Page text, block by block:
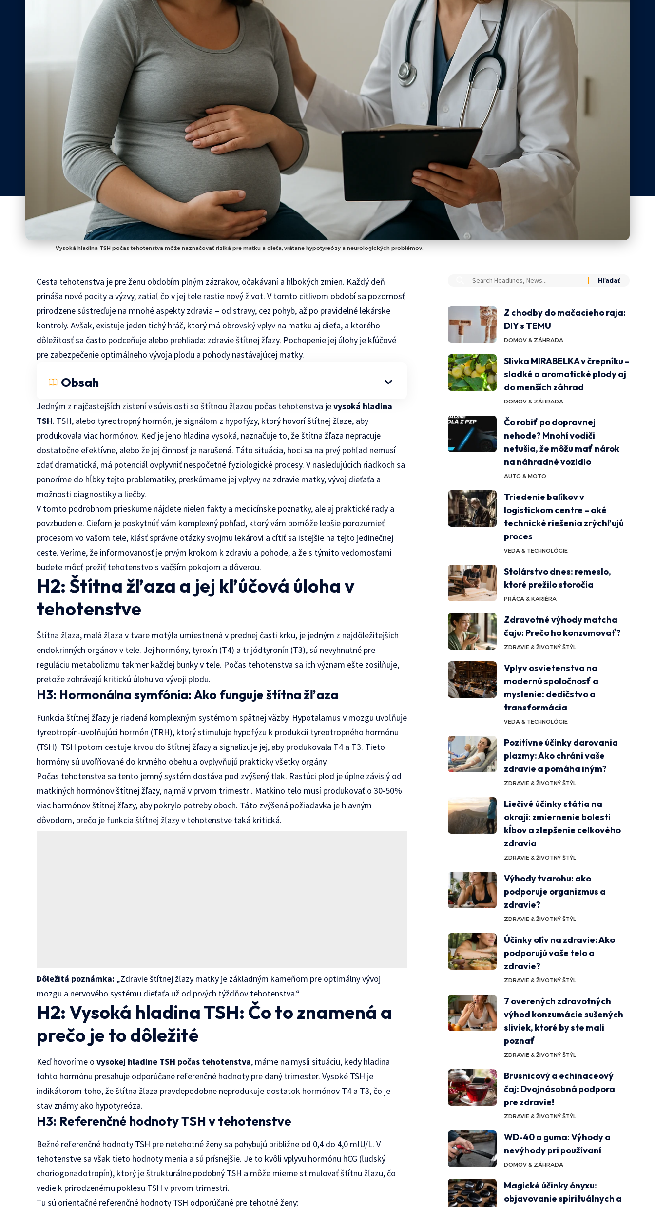
Vysoká hladina TSH počas tehotenstva môže naznačovať riziká pre matku a dieťa, vrátane hypotyreózy a neurologických problémov.
Cesta tehotenstva je pre ženu obdobím plným zázrakov, očakávaní a hlbokých zmien. Každý deň
prináša nové pocity a výzvy, zatiaľ čo v jej tele rastie nový život. V tomto citlivom období sa pozornosť
prirodzene sústreďuje na mnohé aspekty zdravia – od stravy, cez pohyb, až po pravidelné lekárske
kontroly. Avšak, existuje jeden tichý hráč, ktorý má obrovský vplyv na matku aj dieťa, a ktorého
dôležitosť sa často podceňuje alebo prehliada: zdravie štítnej žľazy. Pochopenie jej úlohy je kľúčové
pre zabezpečenie optimálneho vývoja plodu a pohody nastávajúcej matky.
Obsah
Jedným z najčastejších zistení v súvislosti so štítnou žľazou počas tehotenstva jevysoká hladina
TSH. TSH, alebo tyreotropný hormón, je signálom z hypofýzy, ktorý hovorí štítnej žľaze, aby
produkovala viac hormónov. Keď je jeho hladina vysoká, naznačuje to, že štítna žľaza nepracuje
dostatočne efektívne, alebo že jej činnosť je narušená. Táto situácia, hoci sa na prvý pohľad nemusí
zdať dramatická, má potenciál ovplyvniť nespočetné fyziologické procesy. V nasledujúcich riadkoch sa
ponoríme do hĺbky tejto problematiky, preskúmame jej vplyvy na zdravie matky, vývoj dieťaťa a
možnosti diagnostiky a liečby.
V tomto podrobnom prieskume nájdete nielen fakty a medicínske poznatky, ale aj praktické rady a
povzbudenie. Cieľom je poskytnúť vám komplexný pohľad, ktorý vám pomôže lepšie porozumieť
procesom vo vašom tele, klásť správne otázky svojmu lekárovi a cítiť sa istejšie na tejto jedinečnej
ceste. Veríme, že informovanosť je prvým krokom k zdraviu a pohode, a že s týmito vedomosťami
budete môcť prežiť tehotenstvo s väčším pokojom a dôverou.
H2: Štítna žľaza a jej kľúčová úloha v
tehotenstve
Štítna žľaza, malá žľaza v tvare motýľa umiestnená v prednej časti krku, je jedným z najdôležitejších
endokrinných orgánov v tele. Jej hormóny, tyroxín (T4) a trijódtyronín (T3), sú nevyhnutné pre
reguláciu metabolizmu takmer každej bunky v tele. Počas tehotenstva sa ich význam ešte zosilňuje,
pretože zohrávajú kritickú úlohu vo vývoji plodu.
H3: Hormonálna symfónia: Ako funguje štítna žľaza
Funkcia štítnej žľazy je riadená komplexným systémom spätnej väzby. Hypotalamus v mozgu uvoľňuje
tyreotropín-uvoľňujúci hormón (TRH), ktorý stimuluje hypofýzu k produkcii tyreotropného hormónu
(TSH). TSH potom cestuje krvou do štítnej žľazy a signalizuje jej, aby produkovala T4 a T3. Tieto
hormóny sú uvoľňované do krvného obehu a ovplyvňujú prakticky všetky orgány.
Počas tehotenstva sa tento jemný systém dostáva pod zvýšený tlak. Rastúci plod je úplne závislý od
matkiných hormónov štítnej žľazy, najmä v prvom trimestri. Matkino telo musí produkovať o 30-50%
viac hormónov štítnej žľazy, aby pokrylo potreby oboch. Táto zvýšená požiadavka je hlavným
dôvodom, prečo je funkcia štítnej žľazy v tehotenstve taká kritická.
Dôležitá poznámka: „Zdravie štítnej žľazy matky je základným kameňom pre optimálny vývoj
mozgu a nervového systému dieťaťa už od prvých týždňov tehotenstva.“
H2: Vysoká hladina TSH: Čo to znamená a
prečo je to dôležité
Keď hovoríme ovysokej hladine TSH počas tehotenstva, máme na mysli situáciu, kedy hladina
tohto hormónu presahuje odporúčané referenčné hodnoty pre daný trimester. Vysoké TSH je
indikátorom toho, že štítna žľaza pravdepodobne neprodukuje dostatok hormónov T4 a T3, čo je
stav známy ako hypotyreóza.
H3: Referenčné hodnoty TSH v tehotenstve
Bežné referenčné hodnoty TSH pre netehotné ženy sa pohybujú približne od 0,4 do 4,0 mIU/L. V
tehotenstve sa však tieto hodnoty menia a sú prísnejšie. Je to kvôli vplyvu hormónu hCG (ľudský
choriogonadotropín), ktorý je štrukturálne podobný TSH a môže mierne stimulovať štítnu žľazu, čo
vedie k prirodzenému poklesu TSH v prvom trimestri.
Tu sú orientačné referenčné hodnoty TSH odporúčané pre tehotné ženy:
Z chodby do mačacieho raja:
DIY s TEMU
DOMOV & ZÁHRADA
Slivka MIRABELKA v črepníku –
sladké a aromatické plody aj
do menších záhrad
DOMOV & ZÁHRADA
Čo robiť po dopravnej
nehode? Mnohí vodiči
netušia, že môžu mať nárok
na náhradné vozidlo
AUTO & MOTO
Triedenie balíkov v
logistickom centre – aké
technické riešenia zrýchľujú
proces
VEDA & TECHNOLÓGIE
Stolárstvo dnes: remeslo,
ktoré prežilo storočia
PRÁCA & KARIÉRA
Zdravotné výhody matcha
čaju: Prečo ho konzumovať?
ZDRAVIE & ŽIVOTNÝ ŠTÝL
Vplyv osvietenstva na
modernú spoločnosť a
myslenie: dedičstvo a
transformácia
VEDA & TECHNOLÓGIE
Pozitívne účinky darovania
plazmy: Ako chráni vaše
zdravie a pomáha iným?
ZDRAVIE & ŽIVOTNÝ ŠTÝL
Liečivé účinky státia na
okraji: zmiernenie bolesti
kĺbov a zlepšenie celkového
zdravia
ZDRAVIE & ŽIVOTNÝ ŠTÝL
Výhody tvarohu: ako
podporuje organizmus a
zdravie?
ZDRAVIE & ŽIVOTNÝ ŠTÝL
Účinky olív na zdravie: Ako
podporujú vaše telo a
zdravie?
ZDRAVIE & ŽIVOTNÝ ŠTÝL
7 overených zdravotných
výhod konzumácie sušených
sliviek, ktoré by ste mali
poznať
ZDRAVIE & ŽIVOTNÝ ŠTÝL
Brusnicový a echinaceový
čaj: Dvojnásobná podpora
pre zdravie!
ZDRAVIE & ŽIVOTNÝ ŠTÝL
WD-40 a guma: Výhody a
nevýhody pri používaní
DOMOV & ZÁHRADA
Magické účinky ónyxu:
objavovanie spirituálnych a